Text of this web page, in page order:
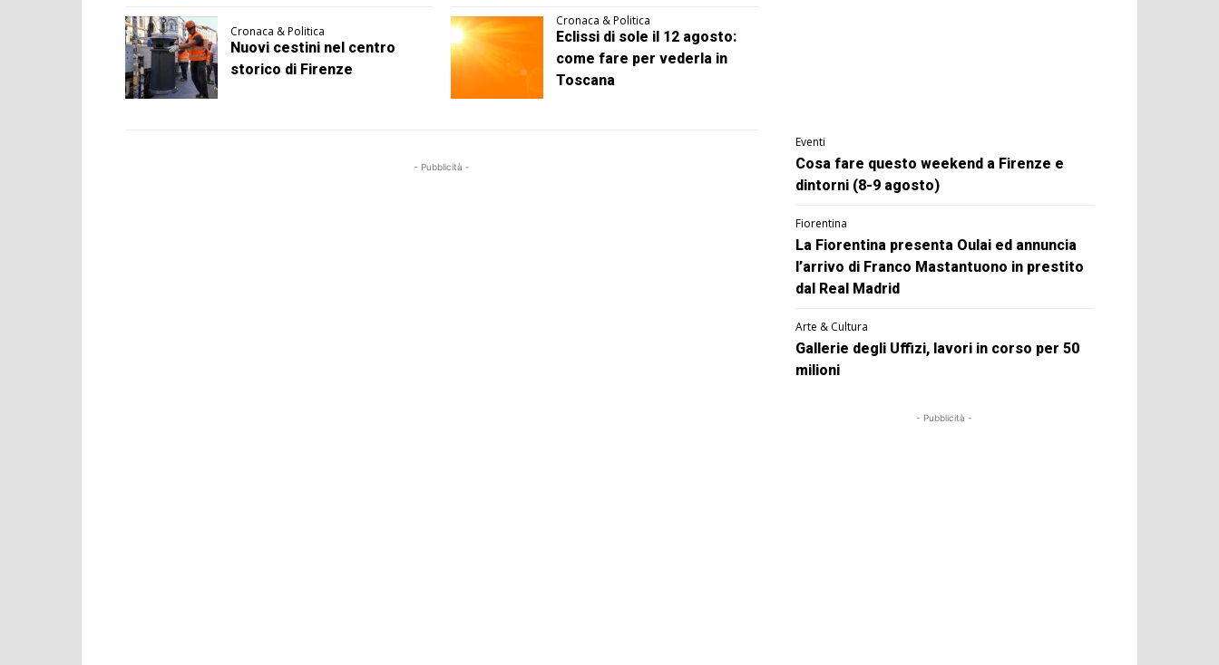
Cronaca & Politica
Nuovi cestini nel centro
storico di Firenze
Cronaca & Politica
Eclissi di sole il 12 agosto:
come fare per vederla in
Toscana
- Pubblicità -
Eventi
Cosa fare questo weekend a Firenze e
dintorni (8-9 agosto)
Fiorentina
La Fiorentina presenta Oulai ed annuncia
l’arrivo di Franco Mastantuono in prestito
dal Real Madrid
Arte & Cultura
Gallerie degli Uffizi, lavori in corso per 50
milioni
- Pubblicità -